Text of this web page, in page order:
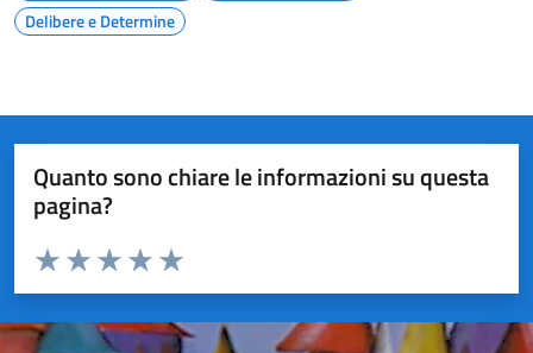
Delibere e Determine
Quanto sono chiare le informazioni su questa
pagina?
Valuta da 1 a 5 stelle la pagina
Valuta 5 stelle su 5
Valuta 4 stelle su 5
Valuta 3 stelle su 5
Valuta 2 stelle su 5
Valuta 1 stelle su 5